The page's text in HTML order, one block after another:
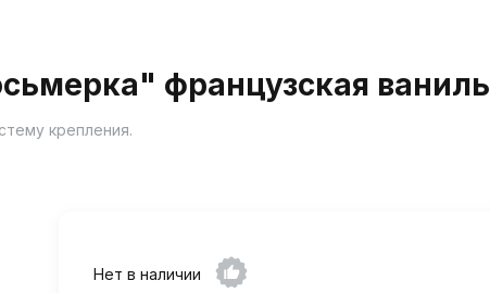
французская ваниль
крепления.
Нет в наличии